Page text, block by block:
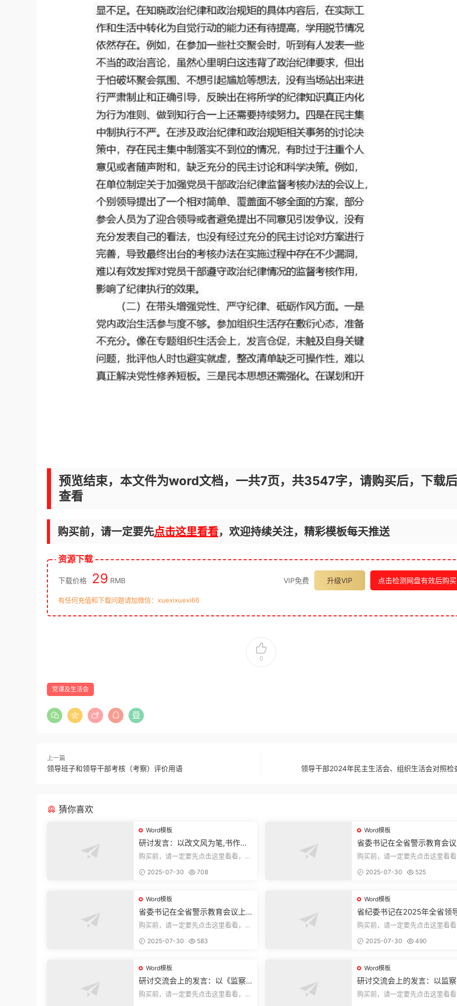
预览结束，本文件为word文档，一共7页，共3547字，请购买后，下载后
查看
购买前，请一定要先点击这里看看，欢迎持续关注，精彩模板每天推送
资源下载
下载价格 29 RMB VIP免费 升级VIP 点击检测网盘有效后购买
有任何充值和下载问题请加微信：xuexixuexi66
0
党课及生活会
上一篇
领导班子和领导干部考核（考察）评价用语 领导干部2024年民主生活会、组织生活会对照检
猜你喜欢
Word模板
研讨发言：以改文风为笔,书作风
建设“必修课”
购买前，请一定要先点击这里看看，欢
束，本文...
2025-07-30 708
Word模板
省委书记在全省警示教育会
的讲话.1
购买前，请一定要先点击这里看
束，本文...
2025-07-30 525
Word模板
省委书记在全省警示教育会议上
的讲话
购买前，请一定要先点击这里看看，欢
束，本文...
2025-07-30 583
Word模板
省纪委书记在2025年全省领
部警示教育会上的讲话.1
购买前，请一定要先点击这里看
束，本文...
2025-07-30 490
Word模板
研讨交流会上的发言：以《监察
法实施条例》为纲,推动巡察工作
购买前，请一定要先点击这里看看，欢
Word模板
研讨交流会上的发言：以监
实施条例为纲推动巡察工作
购买前，请一定要先点击这里看